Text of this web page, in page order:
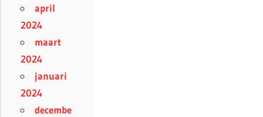
april
2024
maart
2024
januari
2024
decembe